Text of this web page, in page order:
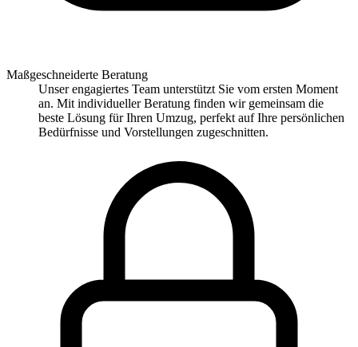
Maßgeschneiderte Beratung
Unser engagiertes Team unterstützt Sie vom ersten Moment
an. Mit individueller Beratung finden wir gemeinsam die
beste Lösung für Ihren Umzug, perfekt auf Ihre persönlichen
Bedürfnisse und Vorstellungen zugeschnitten.